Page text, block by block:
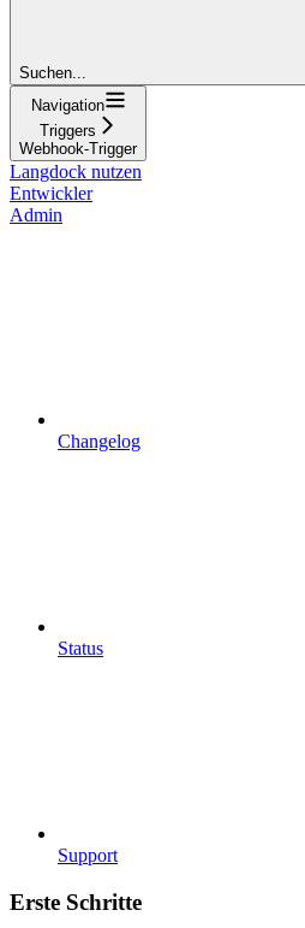
Suchen...
Navigation
Triggers
Webhook-Trigger
Langdock nutzen
Entwickler
Admin
Changelog
Status
Support
Erste Schritte